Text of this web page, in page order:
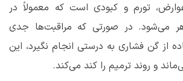
تورم و کبودی است که معمولاً در
می‌شود. در صورتی که مراقبت‌ها جدی
از گن فشاری به درستی انجام نگیرد، این
و روند ترمیم را کند می‌کند.